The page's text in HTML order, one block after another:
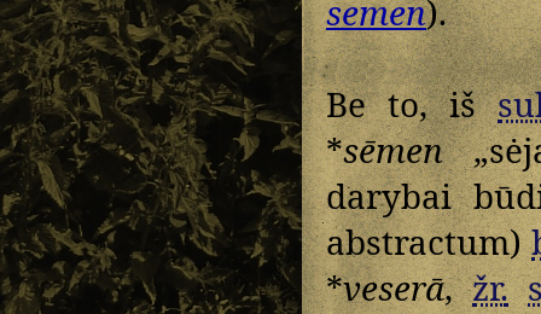
semen).
Be to, iš
*sēmen
darybai
abstractum)
*veserā,žr.